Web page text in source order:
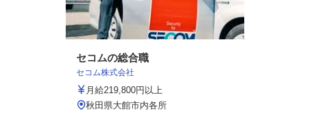
セコムの総合職
セコム株式会社
月給219,800円以上
秋田県大館市内各所